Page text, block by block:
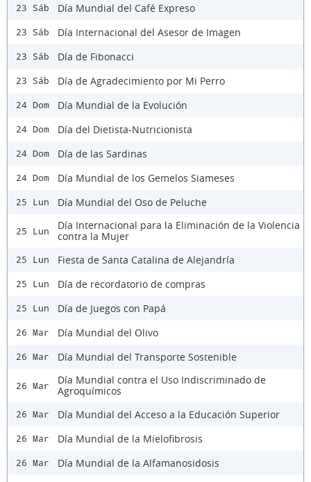
23 Sáb Día Mundial del Café Expreso
23 Sáb Día Internacional del Asesor de Imagen
23 Sáb Día de Fibonacci
23 Sáb Día de Agradecimiento por Mi Perro
24 Dom Día Mundial de la Evolución
24 Dom Día del Dietista-Nutricionista
24 Dom Día de las Sardinas
24 Dom Día Mundial de los Gemelos Siameses
25 Lun Día Mundial del Oso de Peluche
25 Lun
Día Internacional para la Eliminación de la Violencia
contra la Mujer
25 Lun Fiesta de Santa Catalina de Alejandría
25 Lun Día de recordatorio de compras
25 Lun Día de Juegos con Papá
26 Mar Día Mundial del Olivo
26 Mar Día Mundial del Transporte Sostenible
26 Mar
Día Mundial contra el Uso Indiscriminado de
Agroquímicos
26 Mar Día Mundial del Acceso a la Educación Superior
26 Mar Día Mundial de la Mielofibrosis
26 Mar Día Mundial de la Alfamanosidosis